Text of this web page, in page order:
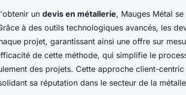
un devis en métallerie, Mauges Métal
à des outils technologiques avancés, les
projet, garantissant ainsi une offre sur
de cette méthode, qui simplifie le
des projets. Cette approche client-
sa réputation dans le secteur de la